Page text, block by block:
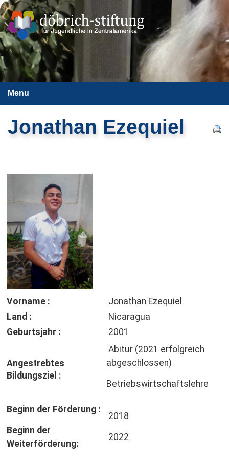
Menu
Jonathan Ezequiel
Vorname :
Jonathan Ezequiel
Land :
Nicaragua
Geburtsjahr :
2001
Angestrebtes
Bildungsziel :
Abitur (2021 erfolgreich
abgeschlossen)
Betriebswirtschaftslehre
Beginn der Förderung :
Beginn der
Weiterförderung:
2018
2022